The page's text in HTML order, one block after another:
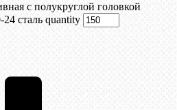
с полукруглой головкой
сталь quantity